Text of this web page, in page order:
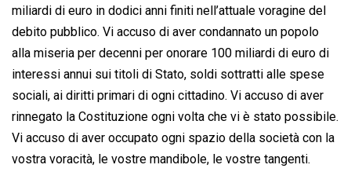
miliardi di euro in dodici anni finiti nell’attuale voragine del
debito pubblico. Vi accuso di aver condannato un popolo
alla miseria per decenni per onorare 100 miliardi di euro di
interessi annui sui titoli di Stato, soldi sottratti alle spese
sociali, ai diritti primari di ogni cittadino. Vi accuso di aver
rinnegato la Costituzione ogni volta che vi è stato possibile.
Vi accuso di aver occupato ogni spazio della società con la
vostra voracità, le vostre mandibole, le vostre tangenti.